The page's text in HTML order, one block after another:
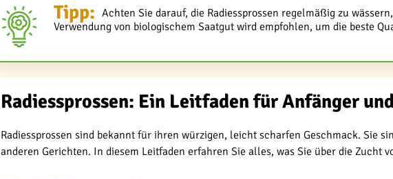
Tipp: Achten Sie darauf, die Radiessprossen regelmäßig zu
Verwendung von biologischem Saatgut wird empfohlen, um die beste
Radiessprossen: Ein Leitfaden für Anfänger
Radiessprossen sind bekannt für ihren würzigen, leicht scharfen Geschmack. Sie
anderen Gerichten. In diesem Leitfaden erfahren Sie alles, was Sie über die Zucht